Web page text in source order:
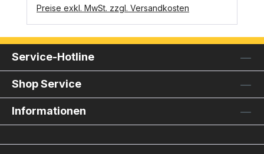
Preise exkl. MwSt. zzgl. Versandkosten
Service-Hotline
Shop Service
Informationen